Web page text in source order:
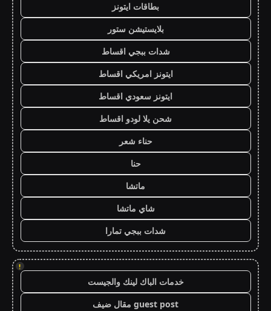
بطاقات ايتونز
بلايستيشن ستور
شدات ببجي اقساط
ايتونز امريكي اقساط
ايتونز سعودي اقساط
شحن يلا لودو اقساط
حناء شعر
حنا
ماتشا
شاي ماتشا
شدات ببجي تمارا
!
خدمات الباك لينك والجيست
guest post مقال ضيف